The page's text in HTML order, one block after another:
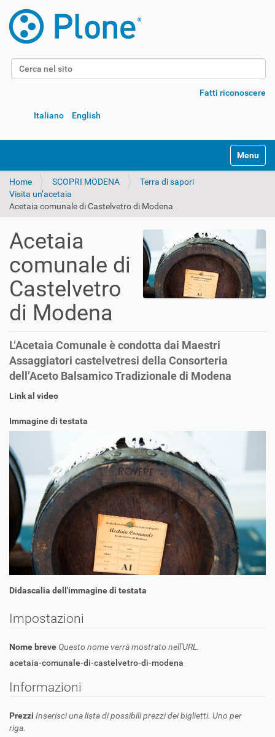
Cerca nel sito
Fatti riconoscere
Italiano English
Alterna
Home SCOPRI MODENA
Terra di sapori
Visita un’acetaia
Acetaia comunale di Castelvetro di Modena
Acetaia
comunale di
Castelvetro
di Modena
L’Acetaia Comunale è condotta dai Maestri
Assaggiatori castelvetresi della Consorteria
dell’Aceto Balsamico Tradizionale di Modena
Link al video
Immagine di testata
Didascalia dell'immagine di testata
Impostazioni
Nome breveQuesto nome verrà mostrato nell'URL.
acetaia-comunale-di-castelvetro-di-modena
Informazioni
Prezzi Inserisci una lista di possibili prezzi dei biglietti. Uno per
riga.